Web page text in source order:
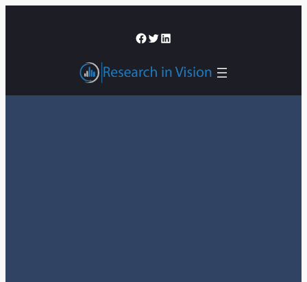
Facebook
Twitter
LinkedIn